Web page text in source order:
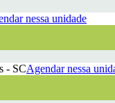
nessa unidade
- SCAgendar nessa